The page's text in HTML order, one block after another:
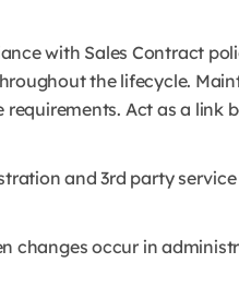
with Sales Contract
the lifecycle.
Act as a link
and 3rd party
changes occur in